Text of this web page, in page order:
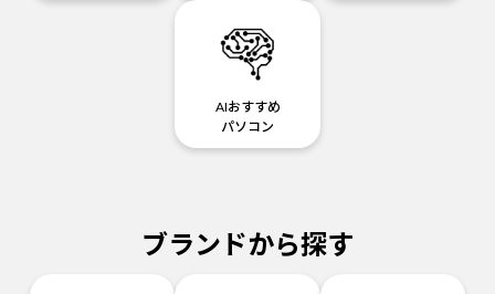
AIおすすめ
パソコン
ブランドから探す